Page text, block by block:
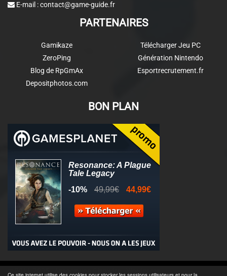
E-mail :contact@game-guide.fr
PARTENAIRES
Gamikaze
ZeroPing
Blog de RpGmAx
Depositphotos.com
Télécharger Jeu PC
Génération Nintendo
Esportrecrutement.fr
BON PLAN